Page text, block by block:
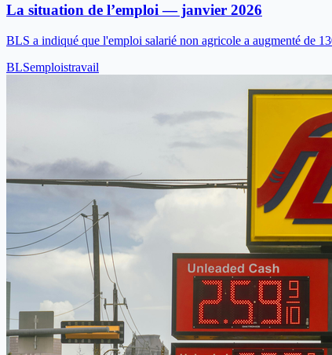
La situation de l’emploi — janvier 2026
BLS a indiqué que l'emploi salarié non agricole a augmenté de
BLSemploistravail